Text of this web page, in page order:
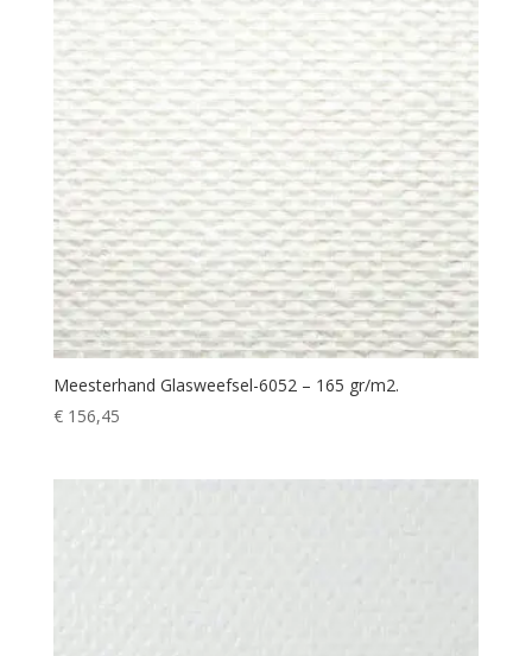
Meesterhand Glasweefsel-6052 – 165 gr/m2.
€156,45